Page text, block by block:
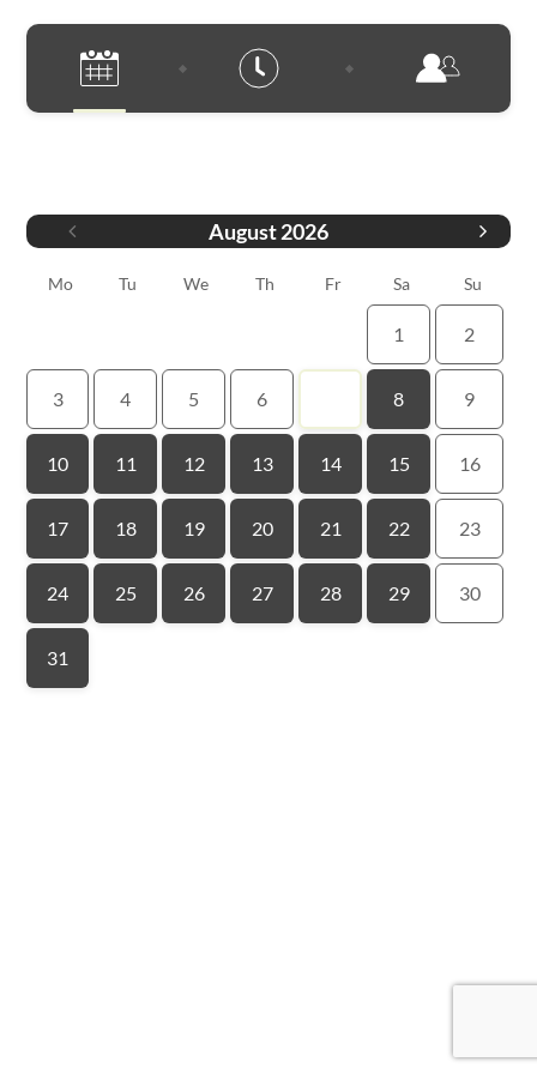
August2026
Mo Tu We Th Fr Sa Su
1 2
3 4 5 6 8 9
10 11 12 13 14 15 16
17 18 19 20 21 22 23
24 25 26 27 28 29 30
31